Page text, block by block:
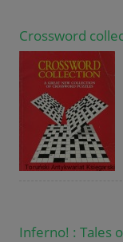
Crossword
Inferno! : Tales